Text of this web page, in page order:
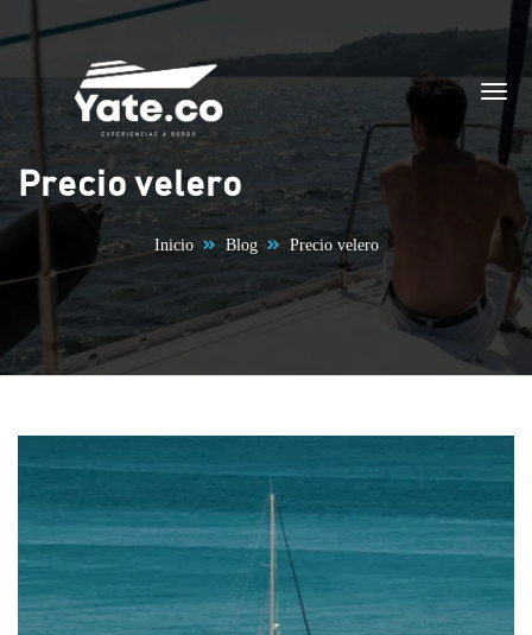
Saltar al contenido
Precio velero
Inicio Blog Precio velero